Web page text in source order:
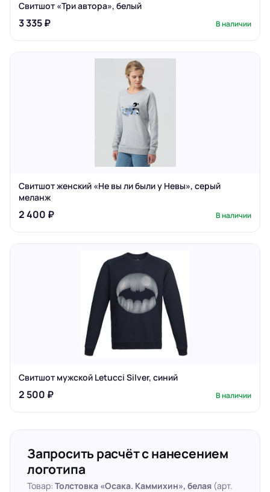
Свитшот «Три автора», белый
3 335 ₽ В наличии
Свитшот женский «Не вы ли были у Невы», серый
меланж
2 400 ₽ В наличии
Свитшот мужской Letucci Silver, синий
2 500 ₽ В наличии
Запросить расчёт с нанесением
логотипа
Товар: Толстовка «Осака. Каммихин», белая (арт.